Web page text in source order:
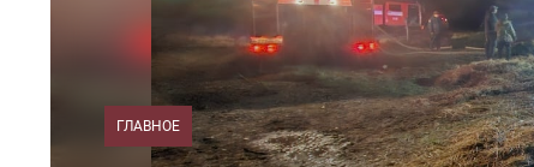
ГЛАВНОЕ